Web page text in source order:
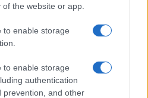
the website or app.
to enable storage
to enable storage
authentication
prevention, and other
el mercado, o en
es esencial. Conocer
de tus competidores
en el éxito. Esto se
en comprender los